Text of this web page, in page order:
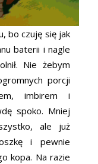
bo czuję się jak
baterii i nagle
Nie żebym
porcji
imbirem i
spoko. Mniej
ale już
i pewnie
kopa. Na razie